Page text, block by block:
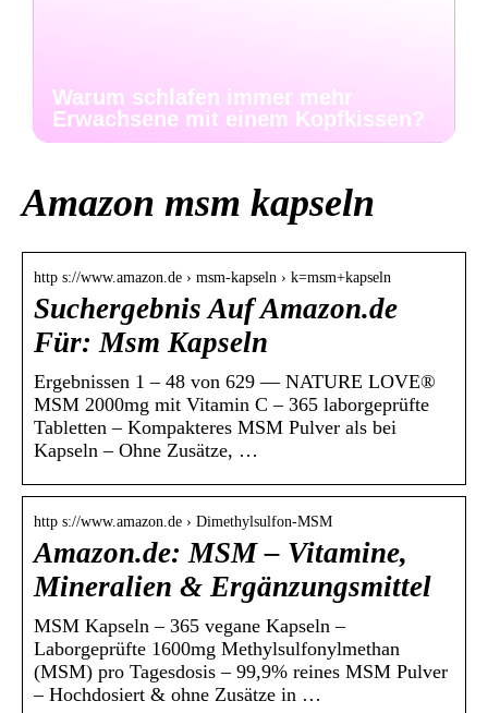
Warum schlafen immer mehr
Erwachsene mit einem Kopfkissen?
Amazon msm kapseln
http s://www.amazon.de › msm-kapseln › k=msm+kapseln
Suchergebnis Auf Amazon.de
Für: Msm Kapseln
Ergebnissen 1 – 48 von 629 — NATURE LOVE®
MSM 2000mg mit Vitamin C – 365 laborgeprüfte
Tabletten – Kompakteres MSM Pulver als bei
Kapseln – Ohne Zusätze, …
http s://www.amazon.de › Dimethylsulfon-MSM
Amazon.de: MSM – Vitamine,
Mineralien & Ergänzungsmittel
MSM Kapseln – 365 vegane Kapseln –
Laborgeprüfte 1600mg Methylsulfonylmethan
(MSM) pro Tagesdosis – 99,9% reines MSM Pulver
– Hochdosiert & ohne Zusätze in …